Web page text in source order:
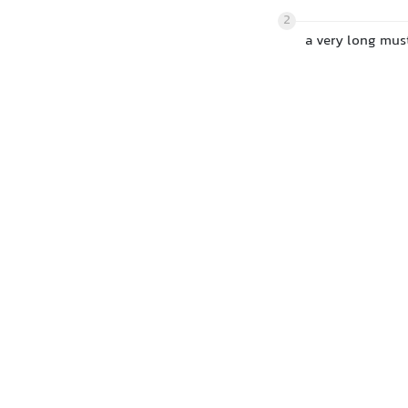
2
a very long